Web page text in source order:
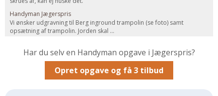
Nybygning
Reparationer
Om Værktøj
Handyman Jægerspris
Vi ønsker udgravning til Berg inground trampolin (se foto) samt
opsætning af trampolin. Jorden skal ...
Har du selv en Handyman opgave i Jægerspris?
Opret opgave og få 3 tilbud